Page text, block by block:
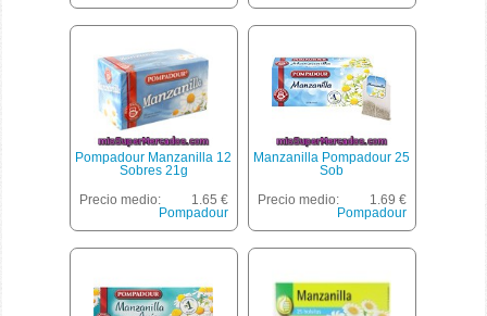
Pompadour Manzanilla 12
Sobres 21g
Precio medio:
1.65 €
Pompadour
Manzanilla Pompadour 25
Sob
Precio medio:
1.69 €
Pompadour